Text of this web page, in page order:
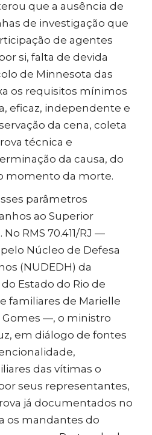
que a ausência de
de investigação que
de agentes
si, falta de devida
de Minnesota das
os requisitos mínimos
eficaz, independente e
da cena, coleta
técnica e
da causa, do
momento da morte.
parâmetros
ao Superior
RMS 70.411/RJ —
Núcleo de Defesa
(NUDEDH) da
Estado do Rio de
familiares de Marielle
Gomes —, o ministro
em diálogo de fontes
das vítimas o
seus representantes,
já documentados no
os mandantes do